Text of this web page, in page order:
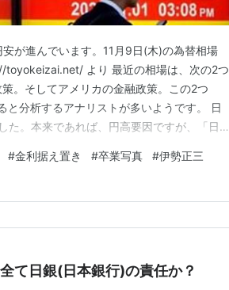
が進んでいます。11月9日(木)の為替相場
より 最近の相場は、次の2つ
。そしてアメリカの金融政策。この2つ
と分析するアナリストが多いようです。 日
た。本来であれば、円高要因ですが、「日
の今年最後のFOMCでも利上げはないだろ
#金利据え置き #卒業写真 #伊勢正三
て日銀(日本銀行)の責任か？